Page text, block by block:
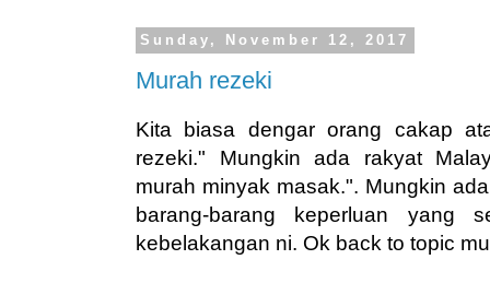
Sunday, November 12, 2017
Murah rezeki
Kita biasa dengar orang cakap
rezeki." Mungkin ada rakyat
murah minyak masak.". Mungkin
barang-barang keperluan yang
kebelakangan ni. Ok back to topic